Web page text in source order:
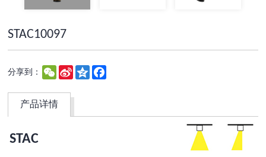
STAC10097
分享到： WeChatSina
Weibo
Qzone
产品详情
STAC